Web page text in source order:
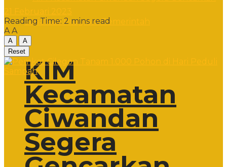
KIM
Kecamatan
Ciwandan
Segera
Reading Time: 2 mins read
A A
A
A
Reset